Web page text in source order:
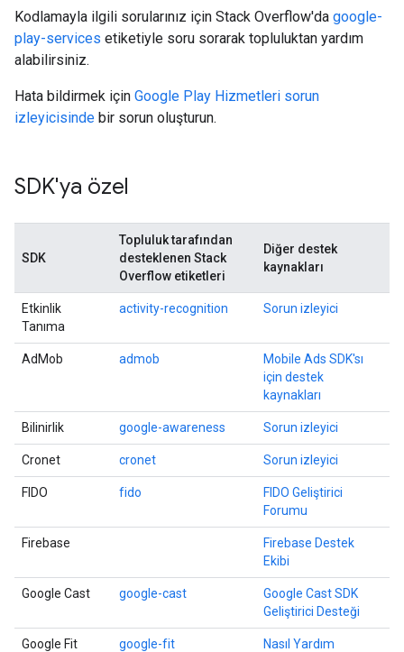
Kodlamayla ilgili sorularınız için Stack Overflow'da google-
play-services etiketiyle soru sorarak topluluktan yardım
alabilirsiniz.
Hata bildirmek için Google Play Hizmetleri sorun
izleyicisinde bir sorun oluşturun.
SDK'ya özel
SDK
Topluluk tarafından
desteklenen Stack
Overflow etiketleri
Diğer destek
kaynakları
Etkinlik
Tanıma
activity-recognition Sorun izleyici
AdMob admob
Mobile Ads SDK'sı
için destek
kaynakları
Bilinirlik google-awareness Sorun izleyici
Cronet cronet Sorun izleyici
FIDO fido
FIDO Geliştirici
Forumu
Firebase
Firebase Destek
Ekibi
Google Cast google-cast
Google Cast SDK
Geliştirici Desteği
Google Fit google-fit
Nasıl Yardım